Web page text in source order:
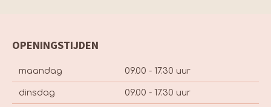
OPENINGSTIJDEN
maandag 09.00 - 17.30 uur
dinsdag 09.00 - 17.30 uur